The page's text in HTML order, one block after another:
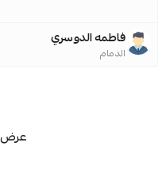
فاطمه الدوسري
الدمام
عرض